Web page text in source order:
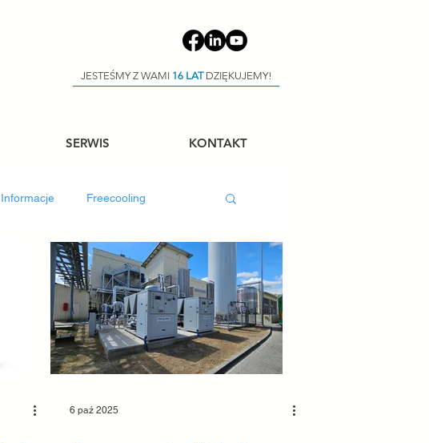
JESTEŚMY Z WAMI 16 LATDZIĘKUJEMY!
SERWIS KONTAKT
Informacje Freecooling
6 paź 2025